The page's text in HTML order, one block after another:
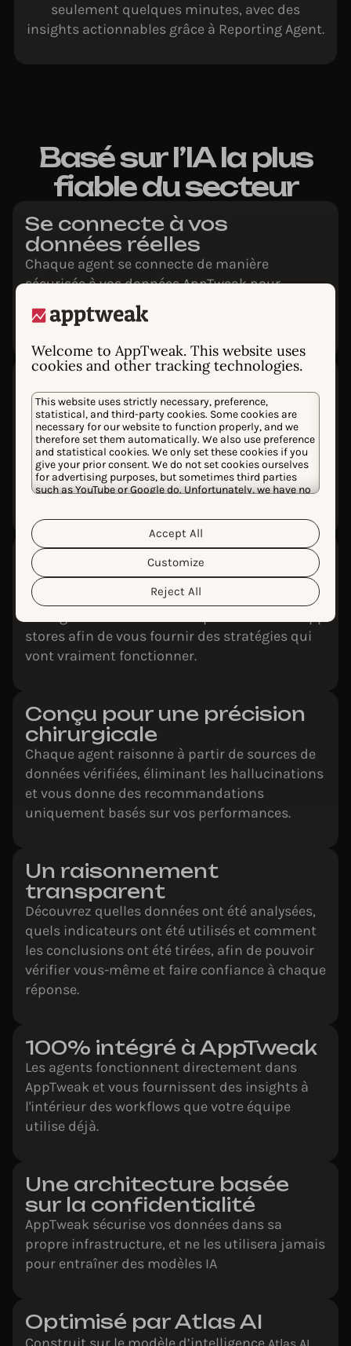
Welcome to AppTweak. This website uses
cookies and other tracking technologies.
This website uses strictly necessary, preference,
statistical, and third-party cookies. Some cookies are
necessary for our website to function properly, and we
therefore set them automatically. We also use preference
and statistical cookies. We only set these cookies if you
give your prior consent. We do not set cookies ourselves
for advertising purposes, but sometimes third parties
such as YouTube or Google do. Unfortunately, we have no
personal data and the different cookies we use, please
read our
Cookie Policy&Privacy Policy
customize your cookie settings and preferences by
clicking the “Customize” button.
Reject All
Customize
Accept All
seulement quelques minutes, avec des
insights actionnables grâce à Reporting Agent.
Basé sur l’IA la plus
fiable du secteur
Se connecte à vos
données réelles
Chaque agent se connecte de manière
sécurisée à vos données AppTweak pour
fournir des insights adaptés à vos campagnes,
mots-clés, avis et indicateurs de performance.
Le plus grand jeu de
données
Alimenté par plus de 500 M de points de
données issus de plus de 10 ans de données de
performance sur l’App Store dans plus de 100
pays. Nos agents IA s’appuient sur le jeu de
données le plus robuste du secteur.
App Store Intelligence
Entraînée sur les modèles propriétaires
d’AppTweak, l’Intelligence Artificielle derrière
stores afin de vous fournir des stratégies qui
vont vraiment fonctionner.
Conçu pour une précision
chirurgicale
Chaque agent raisonne à partir de sources de
données vérifiées, éliminant les hallucinations
et vous donne des recommandations
uniquement basés sur vos performances.
Un raisonnement
transparent
Découvrez quelles données ont été analysées,
quels indicateurs ont été utilisés et comment
les conclusions ont été tirées, afin de pouvoir
vérifier vous-même et faire confiance à chaque
réponse.
100% intégré à AppTweak
Les agents fonctionnent directement dans
AppTweak et vous fournissent des insights à
l'intérieur des workflows que votre équipe
utilise déjà.
Une architecture basée
sur la confidentialité
AppTweak sécurise vos données dans sa
propre infrastructure, et ne les utilisera jamais
pour entraîner des modèles IA
Optimisé par Atlas AI